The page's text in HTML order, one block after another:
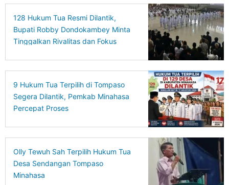
128 Hukum Tua Resmi Dilantik,
Bupati Robby Dondokambey Minta
Tinggalkan Rivalitas dan Fokus
9 Hukum Tua Terpilih di Tompaso
Segera Dilantik, Pemkab Minahasa
Percepat Proses
Olly Tewuh Sah Terpilih Hukum Tua
Desa Sendangan Tompaso
Minahasa